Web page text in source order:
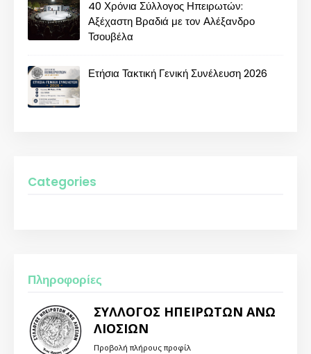
40 Χρόνια Σύλλογος Ηπειρωτών:
Αξέχαστη Βραδιά με τον Αλέξανδρο
Τσουβέλα
Ετήσια Τακτική Γενική Συνέλευση 2026
Categories
Πληροφορίες
ΣΥΛΛΟΓΟΣ ΗΠΕΙΡΩΤΩΝ ΑΝΩ
ΛΙΟΣΙΩΝ
Προβολή πλήρους προφίλ